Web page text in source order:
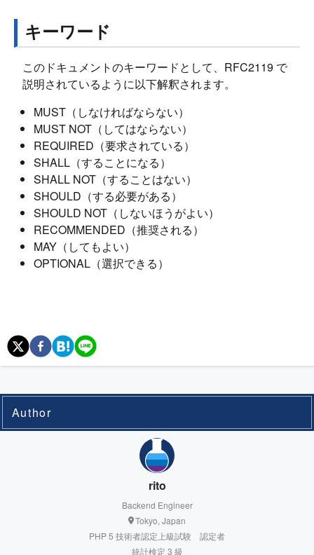
キーワード
このドキュメントのキーワードとして、RFC2119 で
説明されているように以下解釈されます。
MUST（しなければならない）
MUST NOT（してはならない）
REQUIRED（要求されている）
SHALL（することになる）
SHALL NOT（することはない）
SHOULD（する必要がある）
SHOULD NOT（しないほうがよい）
RECOMMENDED（推奨される）
MAY（してもよい）
OPTIONAL（選択できる）
Author
rito
Backend Engineer
Tokyo, Japan
PHP 5 技術者認定上級試験 認定者
統計検定 3 級